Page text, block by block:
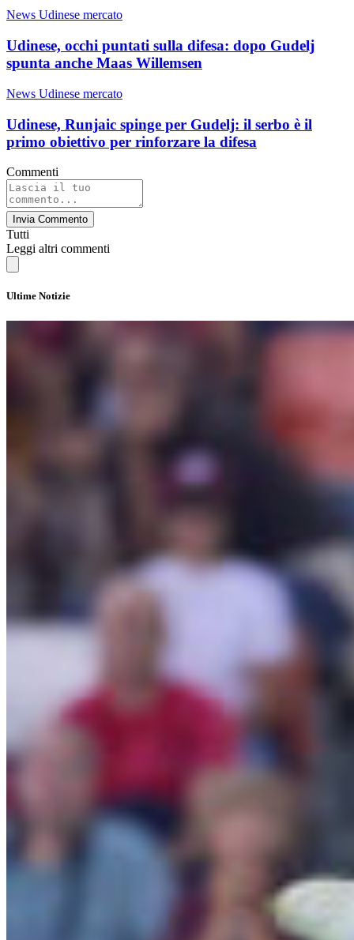
News Udinese mercato
Udinese, occhi puntati sulla difesa: dopo Gudelj
spunta anche Maas Willemsen
News Udinese mercato
Udinese, Runjaic spinge per Gudelj: il serbo è il
primo obiettivo per rinforzare la difesa
Commenti
Invia Commento
Tutti
Leggi altri commenti
Ultime Notizie